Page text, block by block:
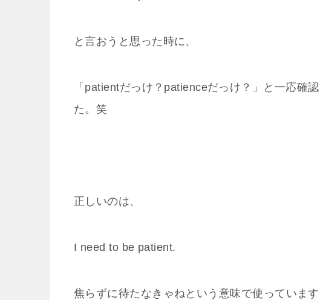
と言おうと思った時に、
「patientだっけ？patienceだっけ？」と一応確
た。笑
正しいのは、
I need to be patient.
焦らずに待たなきゃねという意味で使っています